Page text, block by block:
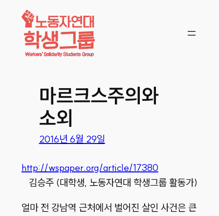
콘텐츠로
바로가기
마르크스주의와
소외
2016년 6월 29일
http://wspaper.org/article/17380
김승주 (대학생, 노동자연대 학생그룹 활동가)
얼마 전 강남역 근처에서 벌어진 살인 사건은 큰